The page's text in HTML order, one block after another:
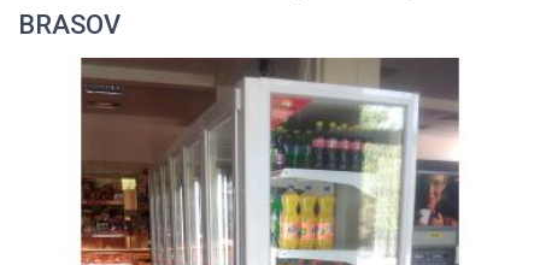
BRASOV